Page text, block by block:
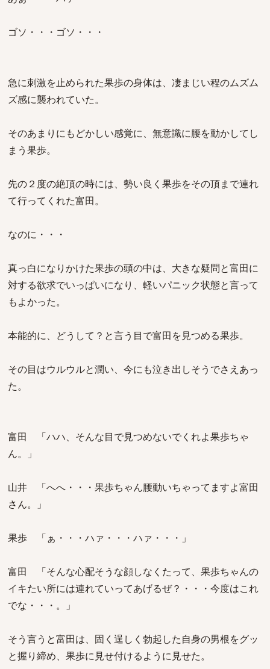
ゴソ・・・ゴソ・・・
急に刺激を止められた果歩の身体は、凄まじい程のムズム
ズ感に襲われていた。
そのあまりにもどかしい感覚に、無意識に腰を動かしてし
まう果歩。
先の２度の絶頂の時には、勢い良く果歩をその頂まで連れ
て行ってくれた富田。
なのに・・・
真っ白になりかけた果歩の頭の中は、大きな疑問と富田に
対する欲求でいっぱいになり、軽いパニック状態と言って
もよかった。
本能的に、どうして？と言う目で富田を見つめる果歩。
その目はウルウルと潤い、今にも泣き出しそうでさえあっ
た。
富田 「ハハ、そんな目で見つめないでくれよ果歩ちゃ
ん。」
山井 「へへ・・・果歩ちゃん腰動いちゃってますよ富田
さん。」
果歩 「ぁ・・・ハァ・・・ハァ・・・」
富田 「そんな心配そうな顔しなくたって、果歩ちゃんの
イキたい所には連れていってあげるぜ？・・・今度はこれ
でな・・・。」
そう言うと富田は、固く逞しく勃起した自身の男根をグッ
と握り締め、果歩に見せ付けるように見せた。